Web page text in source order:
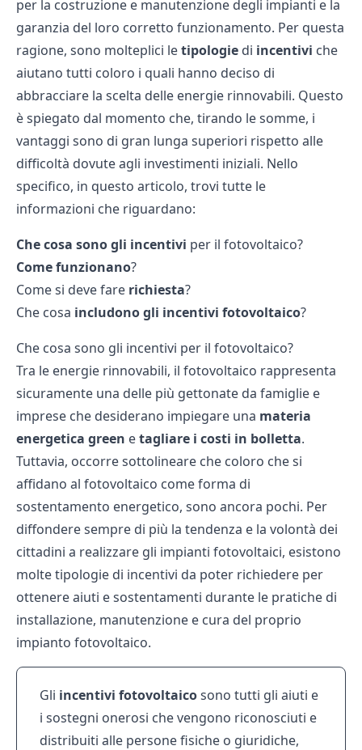
per la costruzione e manutenzione degli impianti e la
garanzia del loro corretto funzionamento. Per questa
ragione, sono molteplici letipologie di incentivi che
aiutano tutti coloro i quali hanno deciso di
abbracciare la scelta delle energie rinnovabili. Questo
è spiegato dal momento che, tirando le somme, i
vantaggi sono di gran lunga superiori rispetto alle
difficoltà dovute agli investimenti iniziali. Nello
specifico, in questo articolo, trovi tutte le
informazioni che riguardano:
Che cosa sono gli incentivi per il fotovoltaico?
Come funzionano?
Come si deve fare richiesta?
Che cosa includono gli incentivi fotovoltaico?
Che cosa sono gli incentivi per il fotovoltaico?
Tra le energie rinnovabili, il fotovoltaico rappresenta
sicuramente una delle più gettonate da famiglie e
imprese che desiderano impiegare una materia
energetica green etagliare i costi in bolletta.
Tuttavia, occorre sottolineare che coloro che si
affidano al fotovoltaico come forma di
sostentamento energetico, sono ancora pochi. Per
diffondere sempre di più la tendenza e la volontà dei
cittadini a realizzare gli impianti fotovoltaici, esistono
molte tipologie di incentivi da poter richiedere per
ottenere aiuti e sostentamenti durante le pratiche di
installazione, manutenzione e cura del proprio
impianto fotovoltaico.
Gli incentivi fotovoltaicosono tutti gli aiuti e
i sostegni onerosi che vengono riconosciuti e
distribuiti alle persone fisiche o giuridiche,